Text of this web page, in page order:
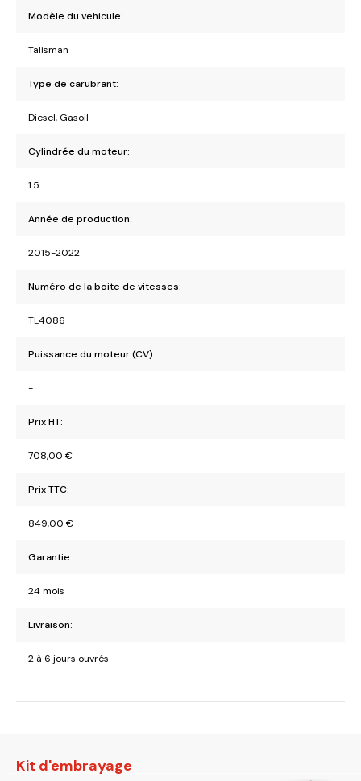
Modèle du vehicule:
Talisman
Type de carubrant:
Diesel, Gasoil
Cylindrée du moteur:
1.5
Année de production:
2015-2022
Numéro de la boite de vitesses:
TL4086
Puissance du moteur (CV):
-
Prix HT:
708,00 €
Prix TTC:
849,00 €
Garantie:
24 mois
Livraison:
2 à 6 jours ouvrés
Kit d'embrayage